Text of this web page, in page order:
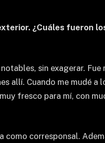
¿Cuáles fueron
sin exagerar.
allí. Cuando me mudé a
fresco para mí, con
como corresponsal.